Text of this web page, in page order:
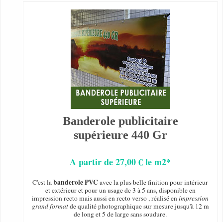
Banderole publicitaire
supérieure 440 Gr
A partir de 27,00 € le m2*
C'est labanderole PVC avec la plus belle finition pour intérieur
et extérieur et pour un usage de 3 à 5 ans, disponible en
impression recto mais aussi en recto verso , réalisé enimpression
grand formatde qualité photographique sur mesure jusqu'à 12 m
de long et 5 de large sans soudure.